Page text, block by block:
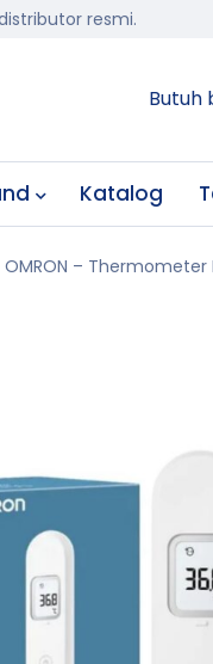
resmi.
Butuh
Katalog
OMRON – Thermometer